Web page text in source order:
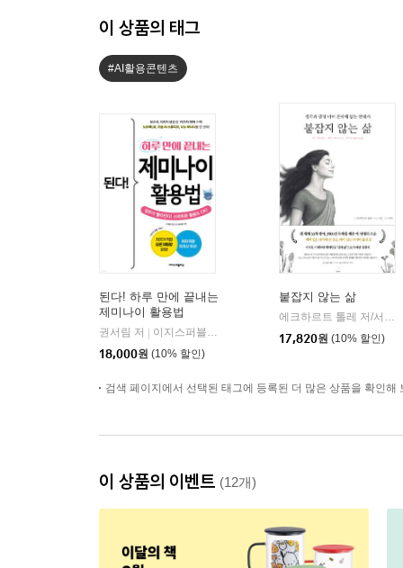
이 상품의 태그
#AI활용콘텐츠
된다! 하루 만에 끝내는
제미나이 활용법
권서림 저
이지스퍼블리싱
18,000원 (10% 할인)
붙잡지 않는 삶
에크하르트 톨레 저/서진 편/루카 역
17,820원 (10% 할인)
검색 페이지에서 선택된 태그에 등록된 더 많은 상품을 확인해
이 상품의 이벤트 (12개)